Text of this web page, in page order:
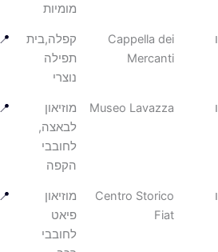
מומיות
Cappella dei
Mercanti
קפלה,בית
תפילה
📍
Museo Lavazza
מוזיאון
לבאצה,
לחובבי
הקפה
Centro Storico
מוזיאון
לחובבי